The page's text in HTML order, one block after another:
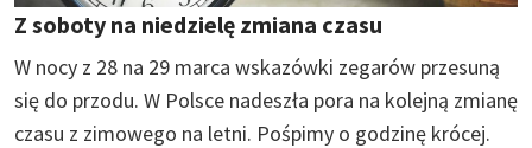
Z soboty na niedzielę zmiana czasu
W nocy z 28 na 29 marca wskazówki zegarów przesuną
się do przodu. W Polsce nadeszła pora na kolejną zmianę
czasu z zimowego na letni. Pośpimy o godzinę krócej.